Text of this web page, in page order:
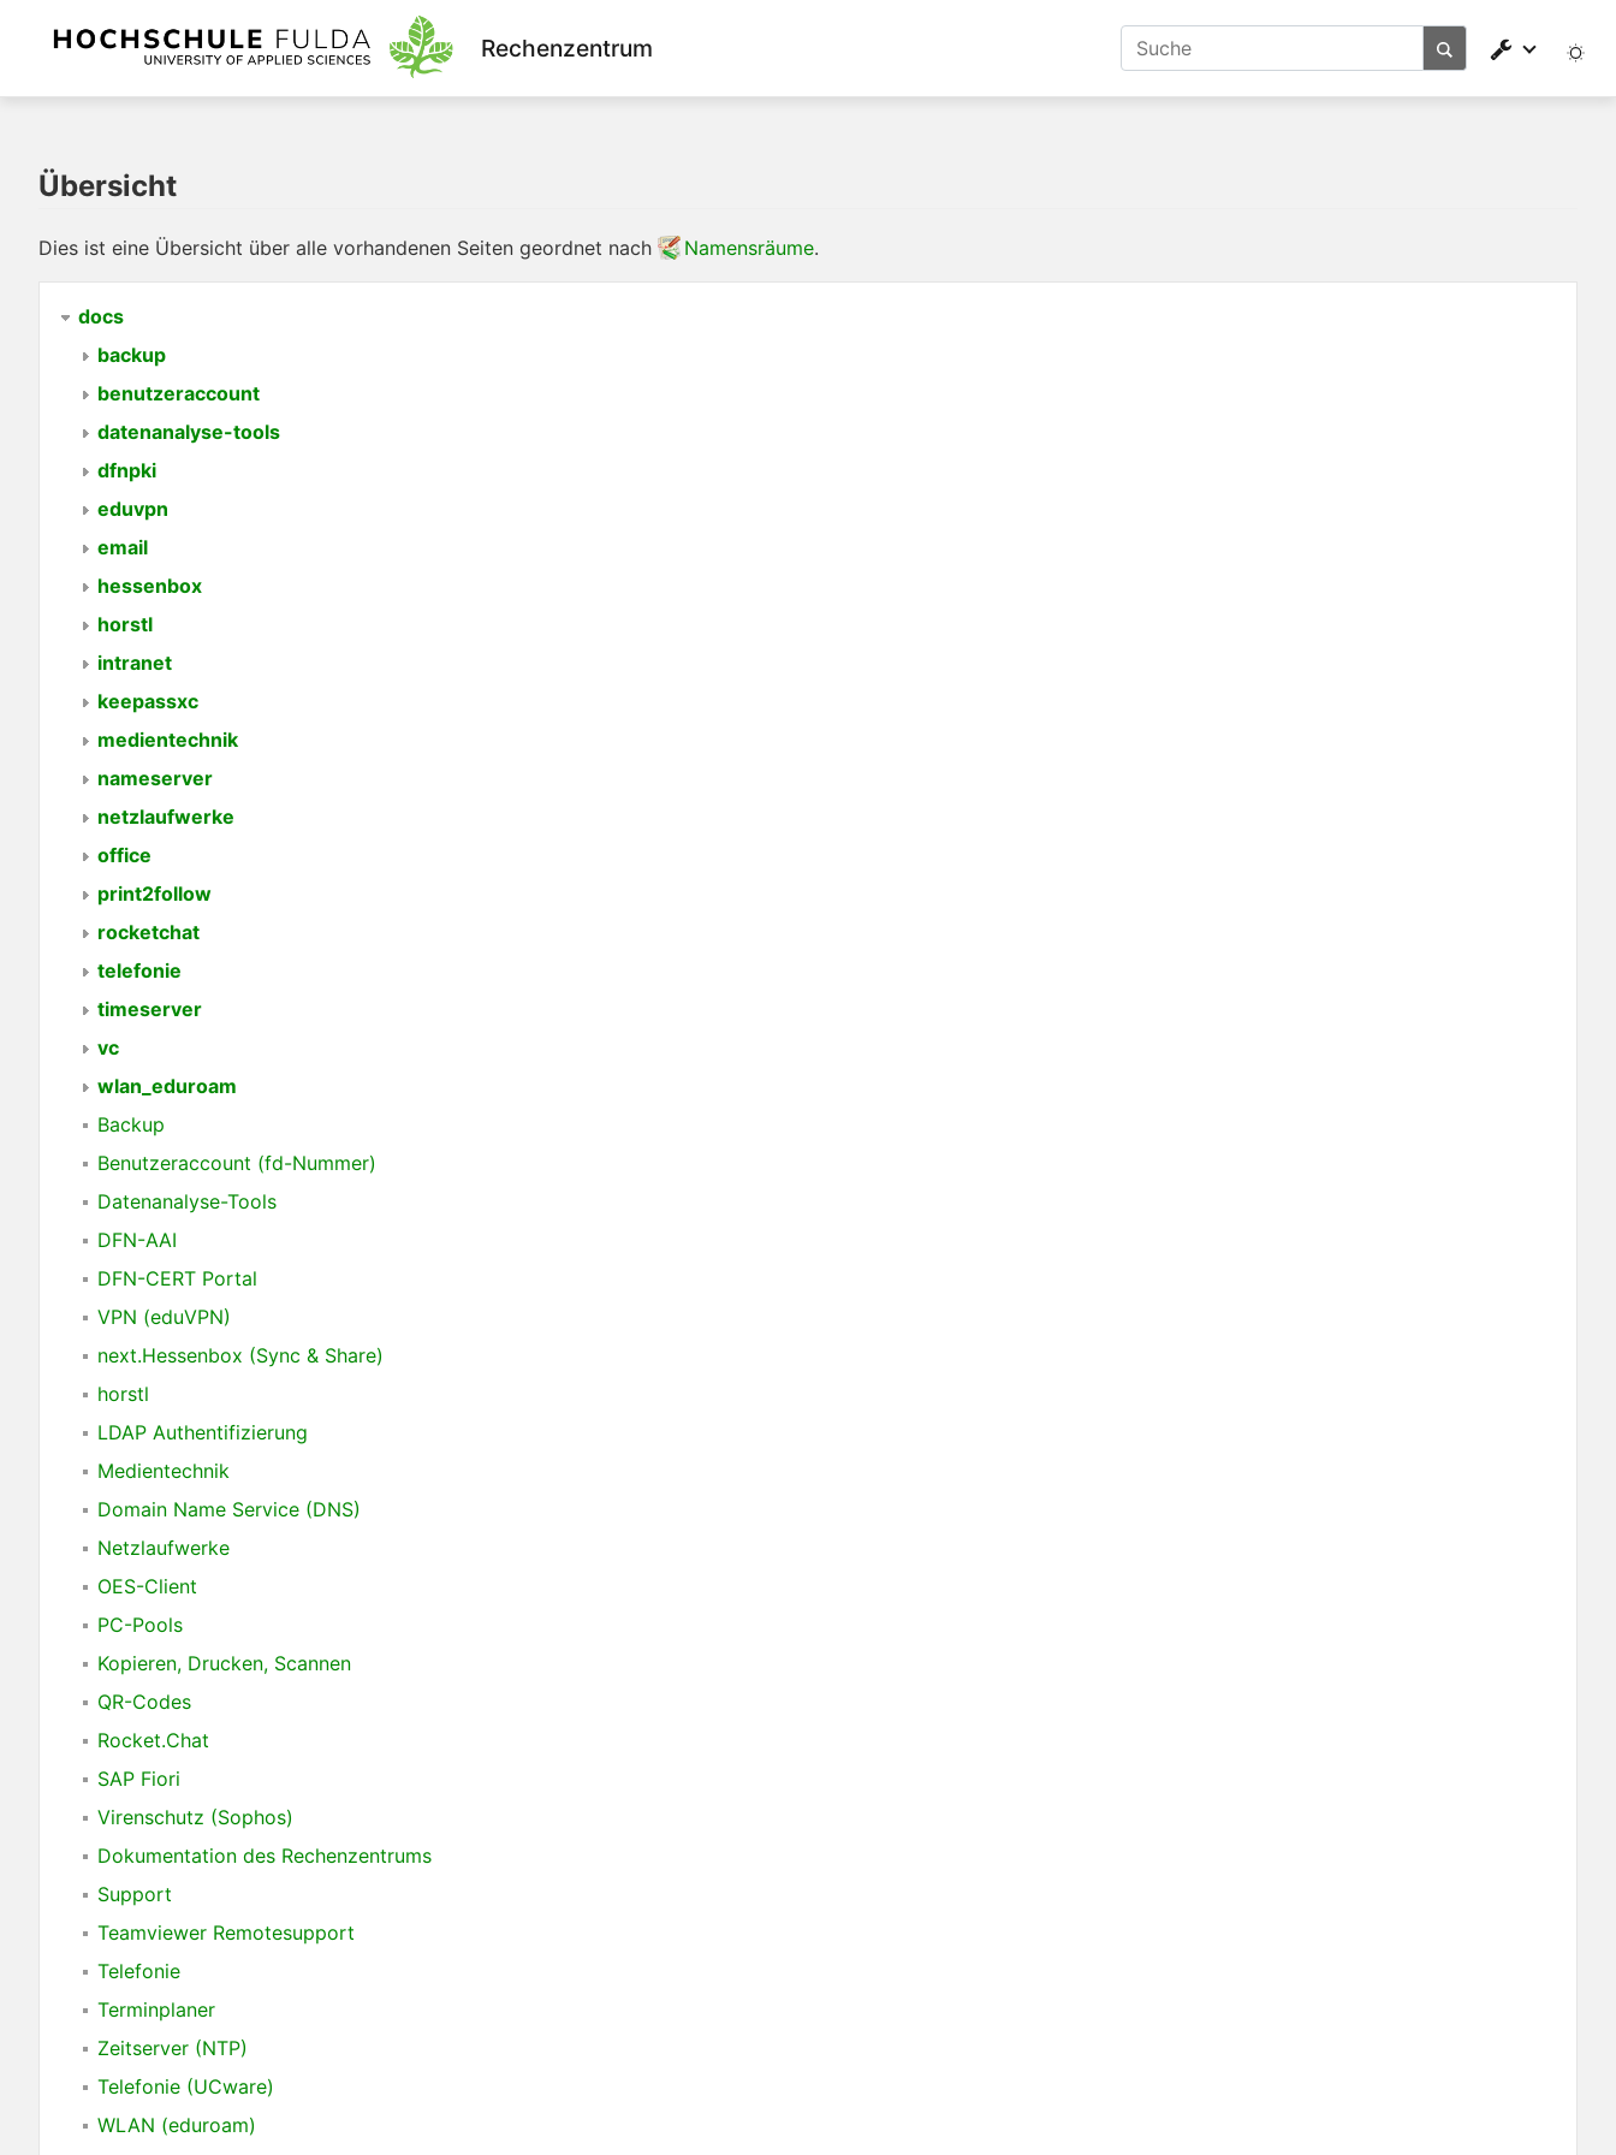
Rechenzentrum
Übersicht
Dies ist eine Übersicht über alle vorhandenen Seiten geordnet nach Namensräume.
docs
backup
benutzeraccount
datenanalyse-tools
dfnpki
eduvpn
email
hessenbox
horstl
intranet
keepassxc
medientechnik
nameserver
netzlaufwerke
office
print2follow
rocketchat
telefonie
timeserver
vc
wlan_eduroam
Backup
Benutzeraccount (fd-Nummer)
Datenanalyse-Tools
DFN-AAI
DFN-CERT Portal
VPN (eduVPN)
next.Hessenbox (Sync & Share)
horstl
LDAP Authentifizierung
Medientechnik
Domain Name Service (DNS)
Netzlaufwerke
OES-Client
PC-Pools
Kopieren, Drucken, Scannen
QR-Codes
Rocket.Chat
SAP Fiori
Virenschutz (Sophos)
Dokumentation des Rechenzentrums
Support
Teamviewer Remotesupport
Telefonie
Terminplaner
Zeitserver (NTP)
Telefonie (UCware)
WLAN (eduroam)